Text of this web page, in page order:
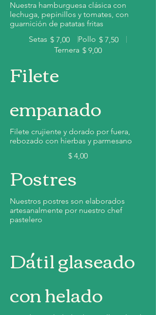
Nuestra hamburguesa clásica con
lechuga, pepinillos y tomates, con
guarnición de patatas fritas
Setas $ 7,00 Pollo $ 7,50
Ternera $ 9,00
Filete
empanado
Filete crujiente y dorado por fuera,
rebozado con hierbas y parmesano
$ 4,00
Postres
Nuestros postres son elaborados
artesanalmente por nuestro chef
pastelero
Dátil glaseado
con helado